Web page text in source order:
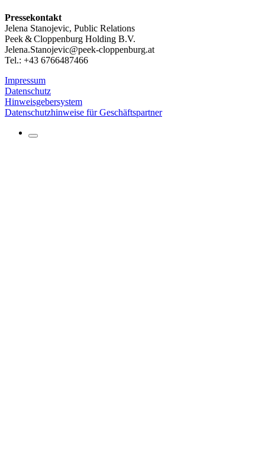
Pressekontakt
Jelena Stanojevic, Public Relations
Peek & Cloppenburg Holding B.V.
Jelena.Stanojevic@peek-cloppenburg.at
Tel.: +43 6766487466
Impressum
Datenschutz
Hinweisgebersystem
Datenschutzhinweise für Geschäftspartner